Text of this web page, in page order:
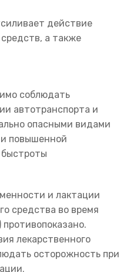
действие
а также
соблюдать
автотранспорта и
опасными видами
повышенной
и лактации
средства во время
лекарственного
осторожность при